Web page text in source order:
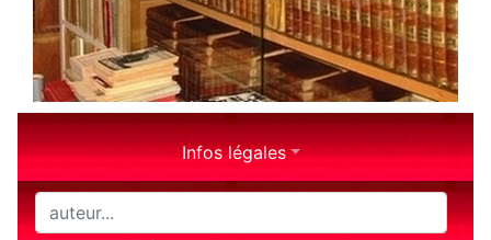
Infos légales